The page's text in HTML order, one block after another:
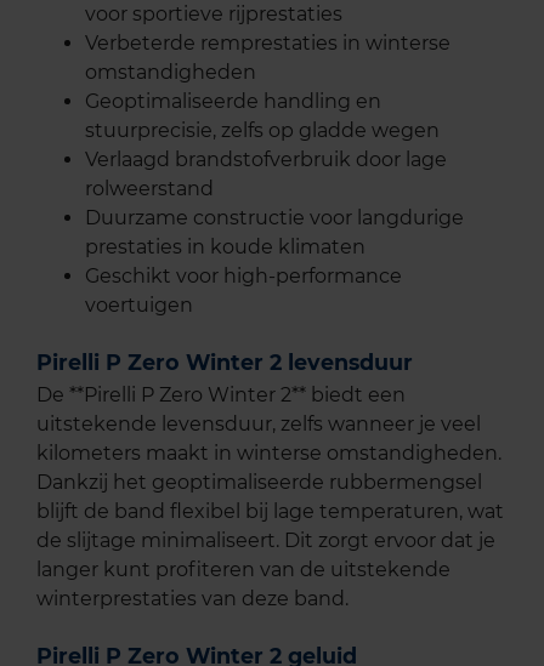
voor sportieve rijprestaties
Verbeterde remprestaties in winterse
omstandigheden
Geoptimaliseerde handling en
stuurprecisie, zelfs op gladde wegen
Verlaagd brandstofverbruik door lage
rolweerstand
Duurzame constructie voor langdurige
prestaties in koude klimaten
Geschikt voor high-performance
voertuigen
Pirelli P Zero Winter 2 levensduur
De **Pirelli P Zero Winter 2** biedt een
uitstekende levensduur, zelfs wanneer je veel
kilometers maakt in winterse omstandigheden.
Dankzij het geoptimaliseerde rubbermengsel
blijft de band flexibel bij lage temperaturen, wat
de slijtage minimaliseert. Dit zorgt ervoor dat je
langer kunt profiteren van de uitstekende
winterprestaties van deze band.
Pirelli P Zero Winter 2 geluid